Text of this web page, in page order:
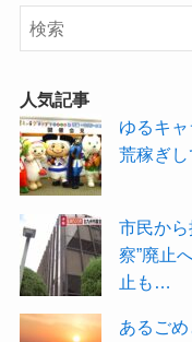
人気記事
ゆるキ
荒稼ぎし
市民か
察”廃止
止も…
あるご